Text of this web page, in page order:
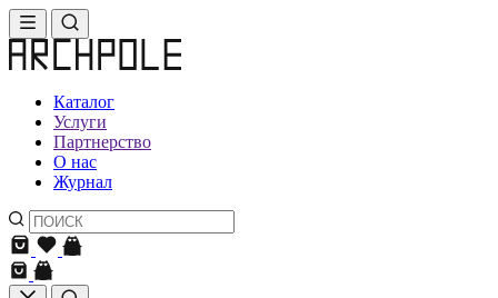
Каталог
Услуги
Партнерство
О нас
Журнал